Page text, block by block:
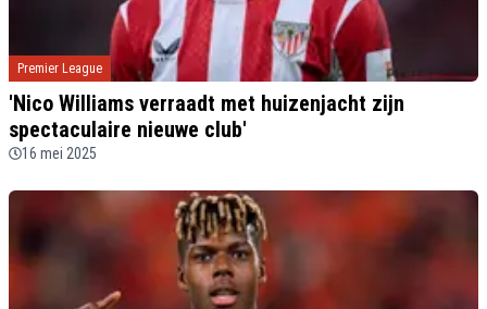
Premier League
'Nico Williams verraadt met huizenjacht zijn
spectaculaire nieuwe club'
16 mei 2025